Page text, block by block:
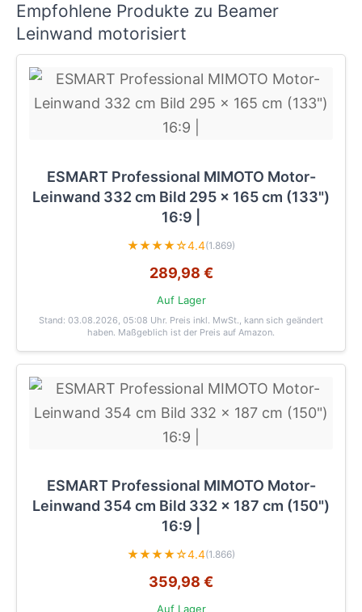
Empfohlene Produkte zu Beamer
Leinwand motorisiert
ESMART Professional MIMOTO Motor-
Leinwand 332 cm Bild 295 x 165 cm (133")
16:9 |
★★★★☆4.4(1.869)
289,98 €
Auf Lager
Stand: 03.08.2026, 05:08 Uhr. Preis inkl. MwSt., kann sich geändert
haben. Maßgeblich ist der Preis auf Amazon.
ESMART Professional MIMOTO Motor-
Leinwand 354 cm Bild 332 x 187 cm (150")
16:9 |
★★★★☆4.4(1.866)
359,98 €
Auf Lager